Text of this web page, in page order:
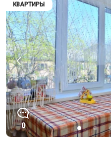
КВАРТИРЫ
0